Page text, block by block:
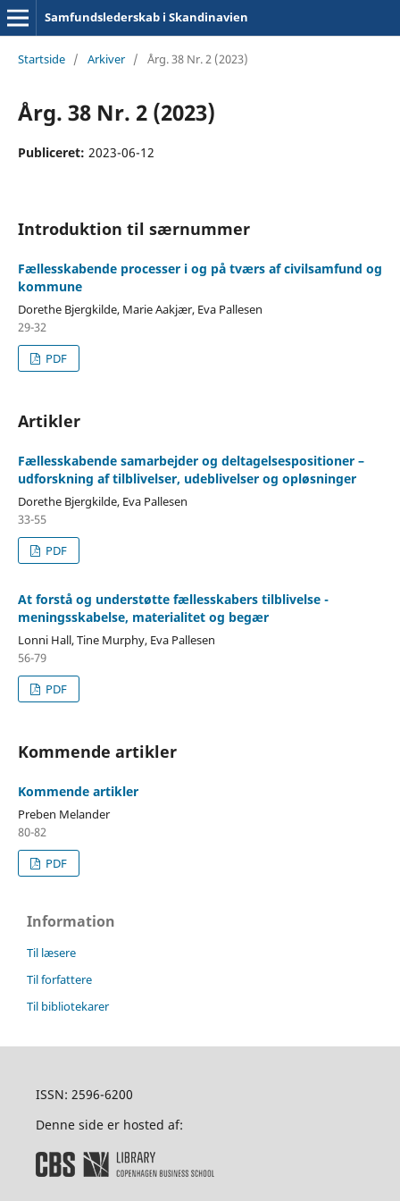
Samfundslederskab i Skandinavien
Startside / Arkiver / Årg. 38 Nr. 2 (2023)
Årg. 38 Nr. 2 (2023)
Publiceret: 2023-06-12
Introduktion til særnummer
Fællesskabende processer i og på tværs af civilsamfund og
kommune
Dorethe Bjergkilde, Marie Aakjær, Eva Pallesen
29-32
PDF
Artikler
Fællesskabende samarbejder og deltagelsespositioner –
udforskning af tilblivelser, udeblivelser og opløsninger
Dorethe Bjergkilde, Eva Pallesen
33-55
PDF
At forstå og understøtte fællesskabers tilblivelse -
meningsskabelse, materialitet og begær
Lonni Hall, Tine Murphy, Eva Pallesen
56-79
PDF
Kommende artikler
Kommende artikler
Preben Melander
80-82
PDF
Information
Til læsere
Til forfattere
Til bibliotekarer
ISSN: 2596-6200
Denne side er hosted af: